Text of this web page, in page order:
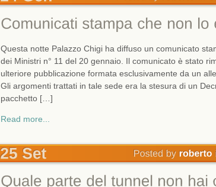
Questa notte Palazzo Chigi ha diffuso un comunicato
dei Ministri n° 11 del 20 gennaio. Il comunicato è stato
ulteriore pubblicazione formata esclusivamente da un
Gli argomenti trattati in tale sede era la stesura di un
pacchetto […]
Read more...